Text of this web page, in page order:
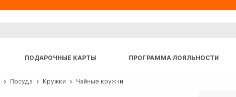
ПОДАРОЧНЫЕ КАРТЫ ПРОГРАММА ЛОЯЛЬНОСТИ
Посуда Кружки Чайные кружки